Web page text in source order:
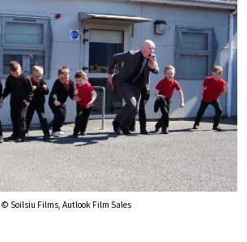
© Soilsiu Films, Autlook Film Sales